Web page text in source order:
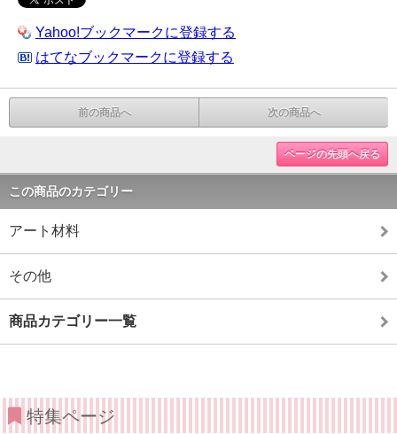
Yahoo!ブックマークに登録する
はてなブックマークに登録する
前の商品へ 次の商品へ
ページの先頭へ戻る
この商品のカテゴリー
アート材料
その他
商品カテゴリー一覧